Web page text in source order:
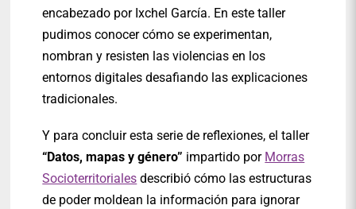
encabezado por Ixchel García. En este taller
pudimos conocer cómo se experimentan,
nombran y resisten las violencias en los
entornos digitales desafiando las explicaciones
tradicionales.
Y para concluir esta serie de reflexiones, el taller
“Datos, mapas y género” impartido por Morras
Socioterritoriales describió cómo las estructuras
de poder moldean la información para ignorar